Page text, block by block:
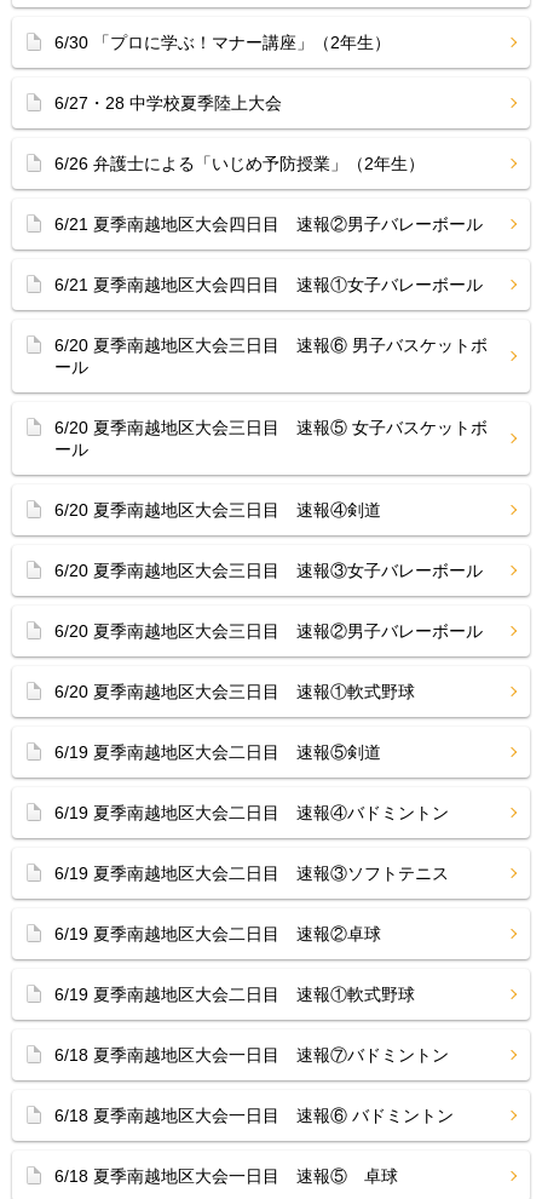
6/30 「プロに学ぶ！マナー講座」（2年生）
6/27・28 中学校夏季陸上大会
6/26 弁護士による「いじめ予防授業」（2年生）
6/21 夏季南越地区大会四日目 速報②男子バレーボール
6/21 夏季南越地区大会四日目 速報①女子バレーボール
6/20 夏季南越地区大会三日目 速報⑥ 男子バスケットボ
ール
6/20 夏季南越地区大会三日目 速報⑤ 女子バスケットボ
ール
6/20 夏季南越地区大会三日目 速報④剣道
6/20 夏季南越地区大会三日目 速報③女子バレーボール
6/20 夏季南越地区大会三日目 速報②男子バレーボール
6/20 夏季南越地区大会三日目 速報①軟式野球
6/19 夏季南越地区大会二日目 速報⑤剣道
6/19 夏季南越地区大会二日目 速報④バドミントン
6/19 夏季南越地区大会二日目 速報③ソフトテニス
6/19 夏季南越地区大会二日目 速報②卓球
6/19 夏季南越地区大会二日目 速報①軟式野球
6/18 夏季南越地区大会一日目 速報⑦バドミントン
6/18 夏季南越地区大会一日目 速報⑥ バドミントン
6/18 夏季南越地区大会一日目 速報⑤ 卓球